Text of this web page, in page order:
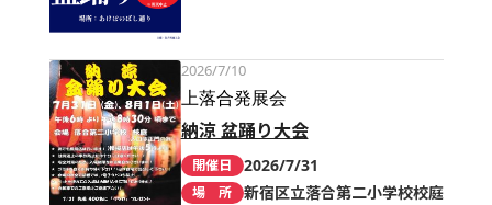
2026/7/10
上落合発展会
納涼 盆踊り大会
開催日 2026/7/31
場 所 新宿区立落合第二小学校校庭